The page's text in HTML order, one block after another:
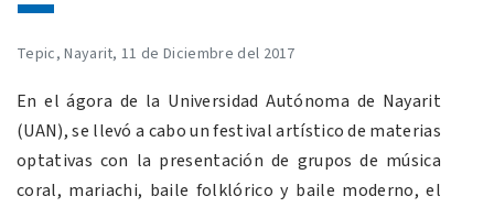
Tepic, Nayarit, 11 de Diciembre del 2017
En el ágora de la Universidad Autónoma de Nayarit
(UAN), se llevó a cabo un festival artístico de materias
optativas con la presentación de grupos de música
coral, mariachi, baile folklórico y baile moderno, el